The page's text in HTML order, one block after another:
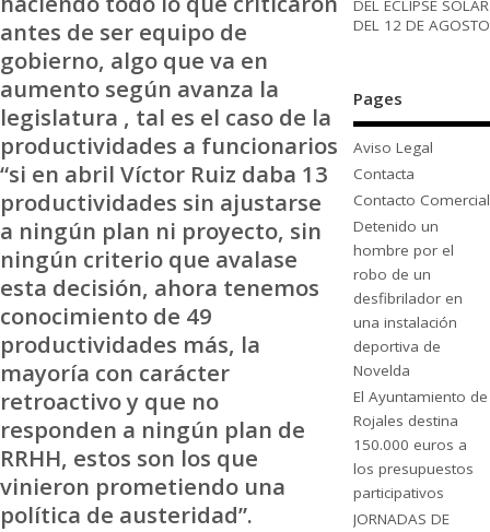
antes de ser equipo de
gobierno, algo que va en
aumento según avanza la
legislatura , tal es el caso de la
productividades a funcionarios
“si en abril Víctor Ruiz daba 13
productividades sin ajustarse
a ningún plan ni proyecto, sin
ningún criterio que avalase
esta decisión, ahora tenemos
conocimiento de 49
productividades más, la
mayoría con carácter
retroactivo y que no
responden a ningún plan de
RRHH, estos son los que
vinieron prometiendo una
política de austeridad”.
DEL ECLIPSE SOLAR
DEL 12 DE AGOSTO
Pages
Aviso Legal
Contacta
Contacto Comercial
Detenido un
hombre por el
robo de un
desfibrilador en
una instalación
deportiva de
Novelda
El Ayuntamiento de
Rojales destina
150.000 euros a
los presupuestos
participativos
JORNADAS DE